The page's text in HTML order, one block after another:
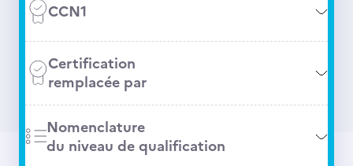
CCN1
Certification
remplacée par
Nomenclature
du niveau de qualification